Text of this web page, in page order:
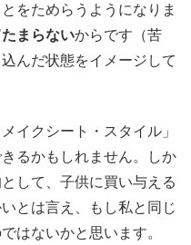
をためらうようになりま
まらないからです（苦
んだ状態をイメージして
イクシート・スタイル」
るかもしれません。しか
して、子供に買い与える
とは言え、もし私と同じ
はないかと思います。